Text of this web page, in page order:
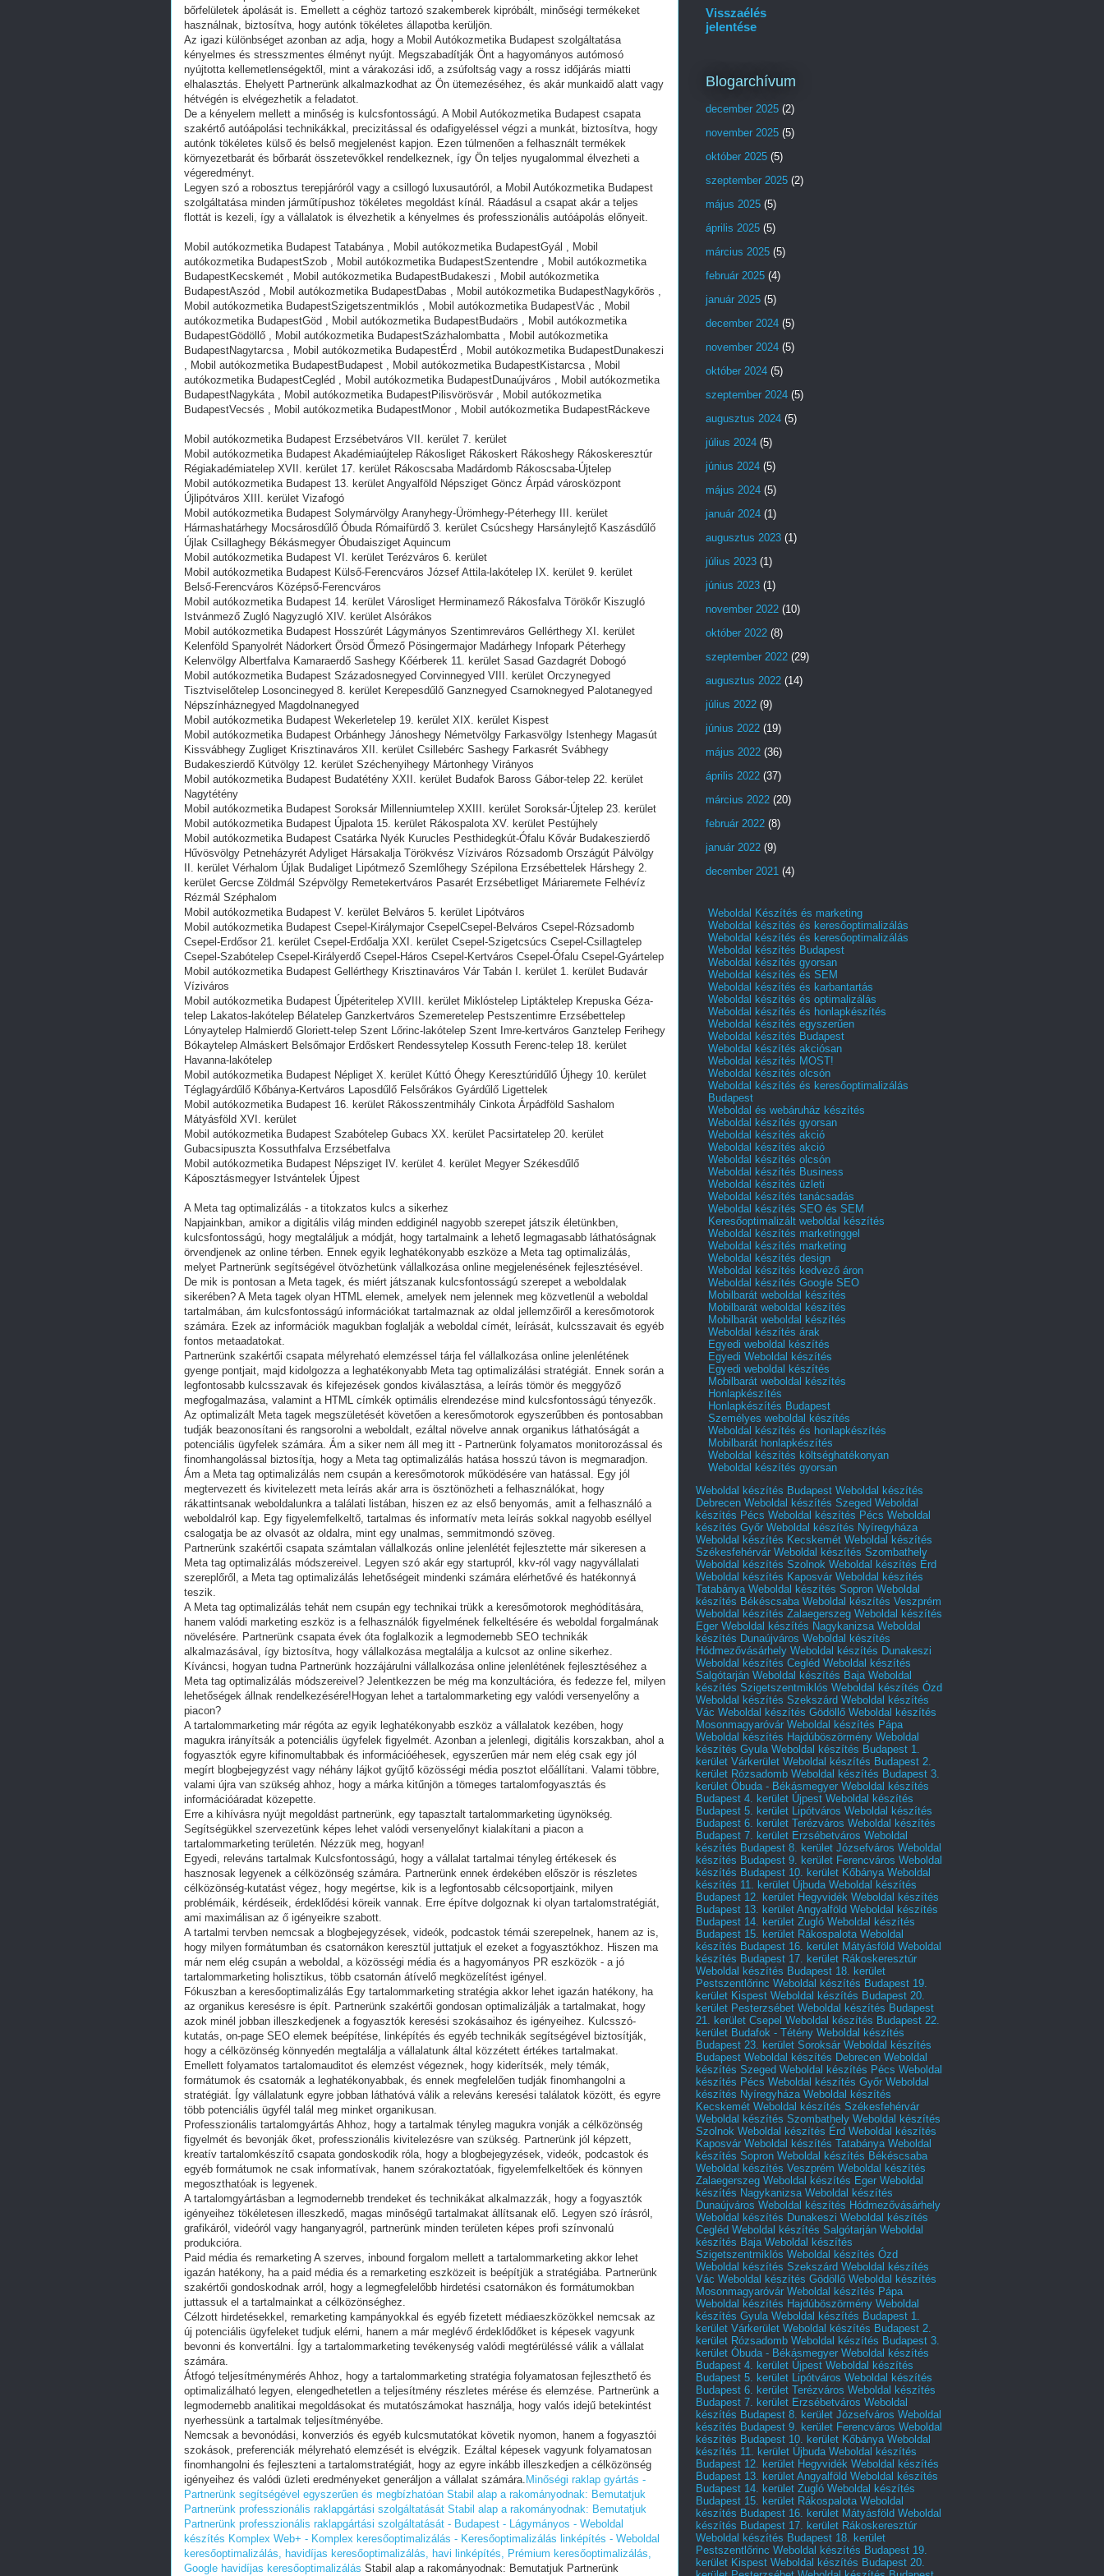
bőrfelületek ápolását is. Emellett a céghöz tartozó szakemberek kipróbált, minőségi termékeket
használnak, biztosítva, hogy autónk tökéletes állapotba kerüljön.
Az igazi különbséget azonban az adja, hogy a Mobil Autókozmetika Budapest szolgáltatása
kényelmes és stresszmentes élményt nyújt. Megszabadítják Önt a hagyományos autómosó
nyújtotta kellemetlenségektől, mint a várakozási idő, a zsúfoltság vagy a rossz időjárás miatti
elhalasztás. Ehelyett Partnerünk alkalmazkodhat az Ön ütemezéséhez, és akár munkaidő alatt vagy
hétvégén is elvégezhetik a feladatot.
De a kényelem mellett a minőség is kulcsfontosságú. A Mobil Autókozmetika Budapest csapata
szakértő autóápolási technikákkal, precizitással és odafigyeléssel végzi a munkát, biztosítva, hogy
autónk tökéletes külső és belső megjelenést kapjon. Ezen túlmenően a felhasznált termékek
környezetbarát és bőrbarát összetevőkkel rendelkeznek, így Ön teljes nyugalommal élvezheti a
végeredményt.
Legyen szó a robosztus terepjáróról vagy a csillogó luxusautóról, a Mobil Autókozmetika Budapest
szolgáltatása minden járműtípushoz tökéletes megoldást kínál. Ráadásul a csapat akár a teljes
flottát is kezeli, így a vállalatok is élvezhetik a kényelmes és professzionális autóápolás előnyeit.
Mobil autókozmetika Budapest Tatabánya , Mobil autókozmetika BudapestGyál , Mobil
autókozmetika BudapestSzob , Mobil autókozmetika BudapestSzentendre , Mobil autókozmetika
BudapestKecskemét , Mobil autókozmetika BudapestBudakeszi , Mobil autókozmetika
BudapestAszód , Mobil autókozmetika BudapestDabas , Mobil autókozmetika BudapestNagykőrös ,
Mobil autókozmetika BudapestSzigetszentmiklós , Mobil autókozmetika BudapestVác , Mobil
autókozmetika BudapestGöd , Mobil autókozmetika BudapestBudaörs , Mobil autókozmetika
BudapestGödöllő , Mobil autókozmetika BudapestSzázhalombatta , Mobil autókozmetika
BudapestNagytarcsa , Mobil autókozmetika BudapestÉrd , Mobil autókozmetika BudapestDunakeszi
, Mobil autókozmetika BudapestBudapest , Mobil autókozmetika BudapestKistarcsa , Mobil
autókozmetika BudapestCegléd , Mobil autókozmetika BudapestDunaújváros , Mobil autókozmetika
BudapestNagykáta , Mobil autókozmetika BudapestPilisvörösvár , Mobil autókozmetika
BudapestVecsés , Mobil autókozmetika BudapestMonor , Mobil autókozmetika BudapestRáckeve
Mobil autókozmetika Budapest Erzsébetváros VII. kerület 7. kerület
Mobil autókozmetika Budapest Akadémiaújtelep Rákosliget Rákoskert Rákoshegy Rákoskeresztúr
Régiakadémiatelep XVII. kerület 17. kerület Rákoscsaba Madárdomb Rákoscsaba-Újtelep
Mobil autókozmetika Budapest 13. kerület Angyalföld Népsziget Göncz Árpád városközpont
Újlipótváros XIII. kerület Vizafogó
Mobil autókozmetika Budapest Solymárvölgy Aranyhegy-Ürömhegy-Péterhegy III. kerület
Hármashatárhegy Mocsárosdűlő Óbuda Rómaifürdő 3. kerület Csúcshegy Harsánylejtő Kaszásdűlő
Újlak Csillaghegy Békásmegyer Óbudaisziget Aquincum
Mobil autókozmetika Budapest VI. kerület Terézváros 6. kerület
Mobil autókozmetika Budapest Külső-Ferencváros József Attila-lakótelep IX. kerület 9. kerület
Belső-Ferencváros Középső-Ferencváros
Mobil autókozmetika Budapest 14. kerület Városliget Herminamező Rákosfalva Törökőr Kiszugló
Istvánmező Zugló Nagyzugló XIV. kerület Alsórákos
Mobil autókozmetika Budapest Hosszúrét Lágymányos Szentimreváros Gellérthegy XI. kerület
Kelenföld Spanyolrét Nádorkert Örsöd Őrmező Pösingermajor Madárhegy Infopark Péterhegy
Kelenvölgy Albertfalva Kamaraerdő Sashegy Kőérberek 11. kerület Sasad Gazdagrét Dobogó
Mobil autókozmetika Budapest Századosnegyed Corvinnegyed VIII. kerület Orczynegyed
Tisztviselőtelep Losoncinegyed 8. kerület Kerepesdűlő Ganznegyed Csarnoknegyed Palotanegyed
Népszínháznegyed Magdolnanegyed
Mobil autókozmetika Budapest Wekerletelep 19. kerület XIX. kerület Kispest
Mobil autókozmetika Budapest Orbánhegy Jánoshegy Németvölgy Farkasvölgy Istenhegy Magasút
Kissvábhegy Zugliget Krisztinaváros XII. kerület Csillebérc Sashegy Farkasrét Svábhegy
Budakeszierdő Kútvölgy 12. kerület Széchenyihegy Mártonhegy Virányos
Mobil autókozmetika Budapest Budatétény XXII. kerület Budafok Baross Gábor-telep 22. kerület
Nagytétény
Mobil autókozmetika Budapest Soroksár Millenniumtelep XXIII. kerület Soroksár-Újtelep 23. kerület
Mobil autókozmetika Budapest Újpalota 15. kerület Rákospalota XV. kerület Pestújhely
Mobil autókozmetika Budapest Csatárka Nyék Kurucles Pesthidegkút-Ófalu Kővár Budakeszierdő
Hűvösvölgy Petneházyrét Adyliget Hársakalja Törökvész Víziváros Rózsadomb Országút Pálvölgy
II. kerület Vérhalom Újlak Budaliget Lipótmező Szemlőhegy Szépilona Erzsébettelek Hárshegy 2.
kerület Gercse Zöldmál Szépvölgy Remetekertváros Pasarét Erzsébetliget Máriaremete Felhévíz
Rézmál Széphalom
Mobil autókozmetika Budapest V. kerület Belváros 5. kerület Lipótváros
Mobil autókozmetika Budapest Csepel-Királymajor CsepelCsepel-Belváros Csepel-Rózsadomb
Csepel-Erdősor 21. kerület Csepel-Erdőalja XXI. kerület Csepel-Szigetcsúcs Csepel-Csillagtelep
Csepel-Szabótelep Csepel-Királyerdő Csepel-Háros Csepel-Kertváros Csepel-Ófalu Csepel-Gyártelep
Mobil autókozmetika Budapest Gellérthegy Krisztinaváros Vár Tabán I. kerület 1. kerület Budavár
Víziváros
Mobil autókozmetika Budapest Újpéteritelep XVIII. kerület Miklóstelep Liptáktelep Krepuska Géza-
telep Lakatos-lakótelep Bélatelep Ganzkertváros Szemeretelep Pestszentimre Erzsébettelep
Lónyaytelep Halmierdő Gloriett-telep Szent Lőrinc-lakótelep Szent Imre-kertváros Ganztelep Ferihegy
Bókaytelep Almáskert Belsőmajor Erdőskert Rendessytelep Kossuth Ferenc-telep 18. kerület
Havanna-lakótelep
Mobil autókozmetika Budapest Népliget X. kerület Kúttó Óhegy Keresztúridűlő Újhegy 10. kerület
Téglagyárdűlő Kőbánya-Kertváros Laposdűlő Felsőrákos Gyárdűlő Ligettelek
Mobil autókozmetika Budapest 16. kerület Rákosszentmihály Cinkota Árpádföld Sashalom
Mátyásföld XVI. kerület
Mobil autókozmetika Budapest Szabótelep Gubacs XX. kerület Pacsirtatelep 20. kerület
Gubacsipuszta Kossuthfalva Erzsébetfalva
Mobil autókozmetika Budapest Népsziget IV. kerület 4. kerület Megyer Székesdűlő
Káposztásmegyer Istvántelek Újpest
A Meta tag optimalizálás - a titokzatos kulcs a sikerhez
Napjainkban, amikor a digitális világ minden eddiginél nagyobb szerepet játszik életünkben,
kulcsfontosságú, hogy megtaláljuk a módját, hogy tartalmaink a lehető legmagasabb láthatóságnak
örvendjenek az online térben. Ennek egyik leghatékonyabb eszköze a Meta tag optimalizálás,
melyet Partnerünk segítségével ötvözhetünk vállalkozása online megjelenésének fejlesztésével.
De mik is pontosan a Meta tagek, és miért játszanak kulcsfontosságú szerepet a weboldalak
sikerében? A Meta tagek olyan HTML elemek, amelyek nem jelennek meg közvetlenül a weboldal
tartalmában, ám kulcsfontosságú információkat tartalmaznak az oldal jellemzőiről a keresőmotorok
számára. Ezek az információk magukban foglalják a weboldal címét, leírását, kulcsszavait és egyéb
fontos metaadatokat.
Partnerünk szakértői csapata mélyreható elemzéssel tárja fel vállalkozása online jelenlétének
gyenge pontjait, majd kidolgozza a leghatékonyabb Meta tag optimalizálási stratégiát. Ennek során a
legfontosabb kulcsszavak és kifejezések gondos kiválasztása, a leírás tömör és meggyőző
megfogalmazása, valamint a HTML címkék optimális elrendezése mind kulcsfontosságú tényezők.
Az optimalizált Meta tagek megszületését követően a keresőmotorok egyszerűbben és pontosabban
tudják beazonosítani és rangsorolni a weboldalt, ezáltal növelve annak organikus láthatóságát a
potenciális ügyfelek számára. Ám a siker nem áll meg itt - Partnerünk folyamatos monitorozással és
finomhangolással biztosítja, hogy a Meta tag optimalizálás hatása hosszú távon is megmaradjon.
Ám a Meta tag optimalizálás nem csupán a keresőmotorok működésére van hatással. Egy jól
megtervezett és kivitelezett meta leírás akár arra is ösztönözheti a felhasználókat, hogy
rákattintsanak weboldalunkra a találati listában, hiszen ez az első benyomás, amit a felhasználó a
weboldalról kap. Egy figyelemfelkeltő, tartalmas és informatív meta leírás sokkal nagyobb eséllyel
csalogatja be az olvasót az oldalra, mint egy unalmas, semmitmondó szöveg.
Partnerünk szakértői csapata számtalan vállalkozás online jelenlétét fejlesztette már sikeresen a
Meta tag optimalizálás módszereivel. Legyen szó akár egy startupról, kkv-ról vagy nagyvállalati
szereplőről, a Meta tag optimalizálás lehetőségeit mindenki számára elérhetővé és hatékonnyá
teszik.
A Meta tag optimalizálás tehát nem csupán egy technikai trükk a keresőmotorok meghódítására,
hanem valódi marketing eszköz is a felhasználók figyelmének felkeltésére és weboldal forgalmának
növelésére. Partnerünk csapata évek óta foglalkozik a legmodernebb SEO technikák
alkalmazásával, így biztosítva, hogy vállalkozása megtalálja a kulcsot az online sikerhez.
Kíváncsi, hogyan tudna Partnerünk hozzájárulni vállalkozása online jelenlétének fejlesztéséhez a
Meta tag optimalizálás módszereivel? Jelentkezzen be még ma konzultációra, és fedezze fel, milyen
lehetőségek állnak rendelkezésére!Hogyan lehet a tartalommarketing egy valódi versenyelőny a
piacon?
A tartalommarketing már régóta az egyik leghatékonyabb eszköz a vállalatok kezében, hogy
magukra irányítsák a potenciális ügyfelek figyelmét. Azonban a jelenlegi, digitális korszakban, ahol a
fogyasztók egyre kifinomultabbak és információéhesek, egyszerűen már nem elég csak egy jól
megírt blogbejegyzést vagy néhány lájkot gyűjtő közösségi média posztot előállítani. Valami többre,
valami újra van szükség ahhoz, hogy a márka kitűnjön a tömeges tartalomfogyasztás és
információáradat közepette.
Erre a kihívásra nyújt megoldást partnerünk, egy tapasztalt tartalommarketing ügynökség.
Segítségükkel szervezetünk képes lehet valódi versenyelőnyt kialakítani a piacon a
tartalommarketing területén. Nézzük meg, hogyan!
Egyedi, releváns tartalmak Kulcsfontosságú, hogy a vállalat tartalmai tényleg értékesek és
hasznosak legyenek a célközönség számára. Partnerünk ennek érdekében először is részletes
célközönség-kutatást végez, hogy megértse, kik is a legfontosabb célcsoportjaink, milyen
problémáik, kérdéseik, érdeklődési köreik vannak. Erre építve dolgoznak ki olyan tartalomstratégiát,
ami maximálisan az ő igényeikre szabott.
A tartalmi tervben nemcsak a blogbejegyzések, videók, podcastok témái szerepelnek, hanem az is,
hogy milyen formátumban és csatornákon keresztül juttatjuk el ezeket a fogyasztókhoz. Hiszen ma
már nem elég csupán a weboldal, a közösségi média és a hagyományos PR eszközök - a jó
tartalommarketing holisztikus, több csatornán átívelő megközelítést igényel.
Fókuszban a keresőoptimalizálás Egy tartalommarketing stratégia akkor lehet igazán hatékony, ha
az organikus keresésre is épít. Partnerünk szakértői gondosan optimalizálják a tartalmakat, hogy
azok minél jobban illeszkedjenek a fogyasztók keresési szokásaihoz és igényeihez. Kulcsszó-
kutatás, on-page SEO elemek beépítése, linképítés és egyéb technikák segítségével biztosítják,
hogy a célközönség könnyedén megtalálja a vállalatunk által közzétett értékes tartalmakat.
Emellett folyamatos tartalomauditot és elemzést végeznek, hogy kiderítsék, mely témák,
formátumok és csatornák a leghatékonyabbak, és ennek megfelelően tudják finomhangolni a
stratégiát. Így vállalatunk egyre jobban láthatóvá válik a releváns keresési találatok között, és egyre
több potenciális ügyfél talál meg minket organikusan.
Professzionális tartalomgyártás Ahhoz, hogy a tartalmak tényleg magukra vonják a célközönség
figyelmét és bevonják őket, professzionális kivitelezésre van szükség. Partnerünk jól képzett,
kreatív tartalomkészítő csapata gondoskodik róla, hogy a blogbejegyzések, videók, podcastok és
egyéb formátumok ne csak informatívak, hanem szórakoztatóak, figyelemfelkeltőek és könnyen
megoszthatóak is legyenek.
A tartalomgyártásban a legmodernebb trendeket és technikákat alkalmazzák, hogy a fogyasztók
igényeihez tökéletesen illeszkedő, magas minőségű tartalmakat állítsanak elő. Legyen szó írásról,
grafikáról, videóról vagy hanganyagról, partnerünk minden területen képes profi színvonalú
produkcióra.
Paid média és remarketing A szerves, inbound forgalom mellett a tartalommarketing akkor lehet
igazán hatékony, ha a paid média és a remarketing eszközeit is beépítjük a stratégiába. Partnerünk
szakértői gondoskodnak arról, hogy a legmegfelelőbb hirdetési csatornákon és formátumokban
juttassuk el a tartalmainkat a célközönséghez.
Célzott hirdetésekkel, remarketing kampányokkal és egyéb fizetett médiaeszközökkel nemcsak az
új potenciális ügyfeleket tudjuk elérni, hanem a már meglévő érdeklődőket is képesek vagyunk
bevonni és konvertálni. Így a tartalommarketing tevékenység valódi megtérüléssé válik a vállalat
számára.
Átfogó teljesítménymérés Ahhoz, hogy a tartalommarketing stratégia folyamatosan fejleszthető és
optimalizálható legyen, elengedhetetlen a teljesítmény részletes mérése és elemzése. Partnerünk a
legmodernebb analitikai megoldásokat és mutatószámokat használja, hogy valós idejű betekintést
nyerhessünk a tartalmak teljesítményébe.
Nemcsak a bevonódási, konverziós és egyéb kulcsmutatókat követik nyomon, hanem a fogyasztói
szokások, preferenciák mélyreható elemzését is elvégzik. Ezáltal képesek vagyunk folyamatosan
finomhangolni és fejleszteni a tartalomstratégiát, hogy az egyre inkább illeszkedjen a célközönség
igényeihez és valódi üzleti eredményeket generáljon a vállalat számára. Minőségi raklap gyártás -
Partnerünk segítségével egyszerűen és megbízhatóan Stabil alap a rakományodnak: Bemutatjuk
Partnerünk professzionális raklapgártási szolgáltatását Stabil alap a rakományodnak: Bemutatjuk
Partnerünk professzionális raklapgártási szolgáltatását - Budapest - Lágymányos - Weboldal
készítés Komplex Web+ - Komplex keresőoptimalizálás - Keresőoptimalizálás linképítés - Weboldal
keresőoptimalizálás, havidíjas keresőoptimalizálás, havi linképítés, Prémium keresőoptimalizálás,
Google havidíjas keresőoptimalizálás Stabil alap a rakományodnak: Bemutatjuk Partnerünk
Visszaélés
jelentése
Blogarchívum
december 2025 (2)
november 2025 (5)
október 2025 (5)
szeptember 2025 (2)
május 2025 (5)
április 2025 (5)
március 2025 (5)
február 2025 (4)
január 2025 (5)
december 2024 (5)
november 2024 (5)
október 2024 (5)
szeptember 2024 (5)
augusztus 2024 (5)
július 2024 (5)
június 2024 (5)
május 2024 (5)
január 2024 (1)
augusztus 2023 (1)
július 2023 (1)
június 2023 (1)
november 2022 (10)
október 2022 (8)
szeptember 2022 (29)
augusztus 2022 (14)
július 2022 (9)
június 2022 (19)
május 2022 (36)
április 2022 (37)
március 2022 (20)
február 2022 (8)
január 2022 (9)
december 2021 (4)
Weboldal Készítés és marketing
Weboldal készítés és keresőoptimalizálás
Weboldal készítés és keresőoptimalizálás
Weboldal készítés Budapest
Weboldal készítés gyorsan
Weboldal készítés és SEM
Weboldal készítés és karbantartás
Weboldal készítés és optimalizálás
Weboldal készítés és honlapkészítés
Weboldal készítés egyszerűen
Weboldal készítés Budapest
Weboldal készítés akciósan
Weboldal készítés MOST!
Weboldal készítés olcsón
Weboldal készítés és keresőoptimalizálás
Budapest
Weboldal és webáruház készítés
Weboldal készítés gyorsan
Weboldal készítés akció
Weboldal készítés akció
Weboldal készítés olcsón
Weboldal készítés Business
Weboldal készítés üzleti
Weboldal készítés tanácsadás
Weboldal készítés SEO és SEM
Keresőoptimalizált weboldal készítés
Weboldal készítés marketinggel
Weboldal készítés marketing
Weboldal készítés design
Weboldal készítés kedvező áron
Weboldal készítés Google SEO
Mobilbarát weboldal készítés
Mobilbarát weboldal készítés
Mobilbarát weboldal készítés
Weboldal készítés árak
Egyedi weboldal készítés
Egyedi Weboldal készítés
Egyedi weboldal készítés
Mobilbarát weboldal készítés
Honlapkészítés
Honlapkészítés Budapest
Személyes weboldal készítés
Weboldal készítés és honlapkészítés
Mobilbarát honlapkészítés
Weboldal készítés költséghatékonyan
Weboldal készítés gyorsan
Weboldal készítés Budapest Weboldal készítés
Debrecen Weboldal készítés Szeged Weboldal
készítés Pécs Weboldal készítés Pécs Weboldal
készítés Győr Weboldal készítés Nyíregyháza
Weboldal készítés Kecskemét Weboldal készítés
Székesfehérvár Weboldal készítés Szombathely
Weboldal készítés Szolnok Weboldal készítés Érd
Weboldal készítés Kaposvár Weboldal készítés
Tatabánya Weboldal készítés Sopron Weboldal
készítés Békéscsaba Weboldal készítés Veszprém
Weboldal készítés Zalaegerszeg Weboldal készítés
Eger Weboldal készítés Nagykanizsa Weboldal
készítés Dunaújváros Weboldal készítés
Hódmezővásárhely Weboldal készítés Dunakeszi
Weboldal készítés Cegléd Weboldal készítés
Salgótarján Weboldal készítés Baja Weboldal
készítés Szigetszentmiklós Weboldal készítés Ózd
Weboldal készítés Szekszárd Weboldal készítés
Vác Weboldal készítés Gödöllő Weboldal készítés
Mosonmagyaróvár Weboldal készítés Pápa
Weboldal készítés Hajdúböszörmény Weboldal
készítés Gyula Weboldal készítés Budapest 1.
kerület Várkerület Weboldal készítés Budapest 2.
kerület Rózsadomb Weboldal készítés Budapest 3.
kerület Óbuda - Békásmegyer Weboldal készítés
Budapest 4. kerület Újpest Weboldal készítés
Budapest 5. kerület Lipótváros Weboldal készítés
Budapest 6. kerület Terézváros Weboldal készítés
Budapest 7. kerület Erzsébetváros Weboldal
készítés Budapest 8. kerület Józsefváros Weboldal
készítés Budapest 9. kerület Ferencváros Weboldal
készítés Budapest 10. kerület Kőbánya Weboldal
készítés 11. kerület Újbuda Weboldal készítés
Budapest 12. kerület Hegyvidék Weboldal készítés
Budapest 13. kerület Angyalföld Weboldal készítés
Budapest 14. kerület Zugló Weboldal készítés
Budapest 15. kerület Rákospalota Weboldal
készítés Budapest 16. kerület Mátyásföld Weboldal
készítés Budapest 17. kerület Rákoskeresztúr
Weboldal készítés Budapest 18. kerület
Pestszentlőrinc Weboldal készítés Budapest 19.
kerület Kispest Weboldal készítés Budapest 20.
kerület Pesterzsébet Weboldal készítés Budapest
21. kerület Csepel Weboldal készítés Budapest 22.
kerület Budafok - Tétény Weboldal készítés
Budapest 23. kerület Soroksár Weboldal készítés
Budapest Weboldal készítés Debrecen Weboldal
készítés Szeged Weboldal készítés Pécs Weboldal
készítés Pécs Weboldal készítés Győr Weboldal
készítés Nyíregyháza Weboldal készítés
Kecskemét Weboldal készítés Székesfehérvár
Weboldal készítés Szombathely Weboldal készítés
Szolnok Weboldal készítés Érd Weboldal készítés
Kaposvár Weboldal készítés Tatabánya Weboldal
készítés Sopron Weboldal készítés Békéscsaba
Weboldal készítés Veszprém Weboldal készítés
Zalaegerszeg Weboldal készítés Eger Weboldal
készítés Nagykanizsa Weboldal készítés
Dunaújváros Weboldal készítés Hódmezővásárhely
Weboldal készítés Dunakeszi Weboldal készítés
Cegléd Weboldal készítés Salgótarján Weboldal
készítés Baja Weboldal készítés
Szigetszentmiklós Weboldal készítés Ózd
Weboldal készítés Szekszárd Weboldal készítés
Vác Weboldal készítés Gödöllő Weboldal készítés
Mosonmagyaróvár Weboldal készítés Pápa
Weboldal készítés Hajdúböszörmény Weboldal
készítés Gyula Weboldal készítés Budapest 1.
kerület Várkerület Weboldal készítés Budapest 2.
kerület Rózsadomb Weboldal készítés Budapest 3.
kerület Óbuda - Békásmegyer Weboldal készítés
Budapest 4. kerület Újpest Weboldal készítés
Budapest 5. kerület Lipótváros Weboldal készítés
Budapest 6. kerület Terézváros Weboldal készítés
Budapest 7. kerület Erzsébetváros Weboldal
készítés Budapest 8. kerület Józsefváros Weboldal
készítés Budapest 9. kerület Ferencváros Weboldal
készítés Budapest 10. kerület Kőbánya Weboldal
készítés 11. kerület Újbuda Weboldal készítés
Budapest 12. kerület Hegyvidék Weboldal készítés
Budapest 13. kerület Angyalföld Weboldal készítés
Budapest 14. kerület Zugló Weboldal készítés
Budapest 15. kerület Rákospalota Weboldal
készítés Budapest 16. kerület Mátyásföld Weboldal
készítés Budapest 17. kerület Rákoskeresztúr
Weboldal készítés Budapest 18. kerület
Pestszentlőrinc Weboldal készítés Budapest 19.
kerület Kispest Weboldal készítés Budapest 20.